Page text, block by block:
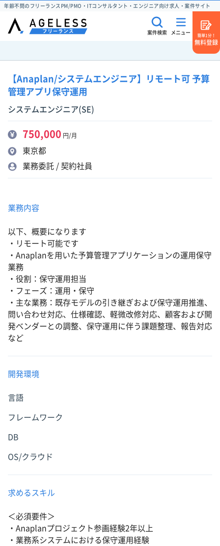
年齢不問のフリーランスPM/PMO・ITコンサルタント・エンジニア向け求人・案件サイト
案件検索 メニュー
簡単1分！
無料登録
【Anaplan/システムエンジニア】リモート可 予算
管理アプリ保守運用
システムエンジニア(SE)
750,000 円/月
東京都
業務委託 / 契約社員
業務内容
以下、概要になります
・リモート可能です
・Anaplanを用いた予算管理アプリケーションの運用保守
業務
・役割：保守運用担当
・フェーズ：運用・保守
・主な業務：既存モデルの引き継ぎおよび保守運用推進、
問い合わせ対応、仕様確認、軽微改修対応、顧客および開
発ベンダーとの調整、保守運用に伴う課題整理、報告対応
など
開発環境
言語
フレームワーク
DB
OS/クラウド
求めるスキル
＜必須要件＞
・Anaplanプロジェクト参画経験2年以上
・業務系システムにおける保守運用経験